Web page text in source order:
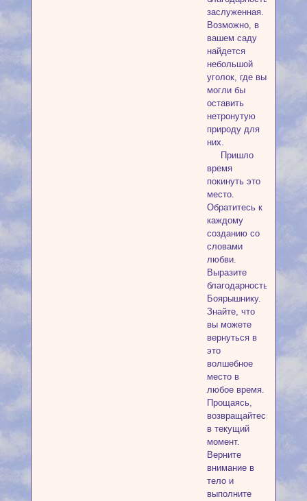
заслуженная.
Возможно, в
вашем саду
найдется
небольшой
уголок, где вы
могли бы
оставить
нетронутую
природу для
них.
Пришло
время
покинуть это
место.
Обратитесь к
каждому
созданию со
словами
любви.
Выразите
благодарность
Боярышнику.
Знайте, что
вы можете
вернуться в
это
волшебное
место в
любое время.
Прощаясь,
возвращайтесь
в текущий
момент.
Верните
внимание в
тело и
выполните